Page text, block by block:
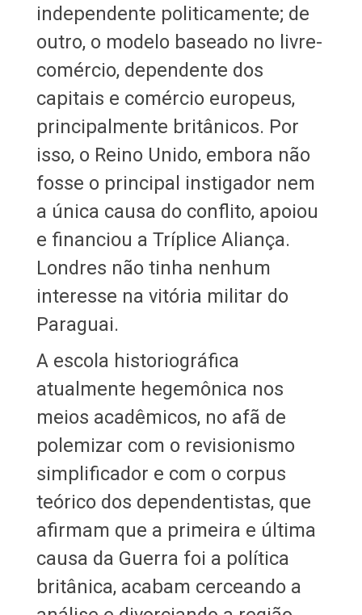
independente politicamente; de
outro, o modelo baseado no livre-
comércio, dependente dos
capitais e comércio europeus,
principalmente britânicos. Por
isso, o Reino Unido, embora não
fosse o principal instigador nem
a única causa do conflito, apoiou
e financiou a Tríplice Aliança.
Londres não tinha nenhum
interesse na vitória militar do
Paraguai.
A escola historiográfica
atualmente hegemônica nos
meios acadêmicos, no afã de
polemizar com o revisionismo
simplificador e com o corpus
teórico dos dependentistas, que
afirmam que a primeira e última
causa da Guerra foi a política
britânica, acabam cerceando a